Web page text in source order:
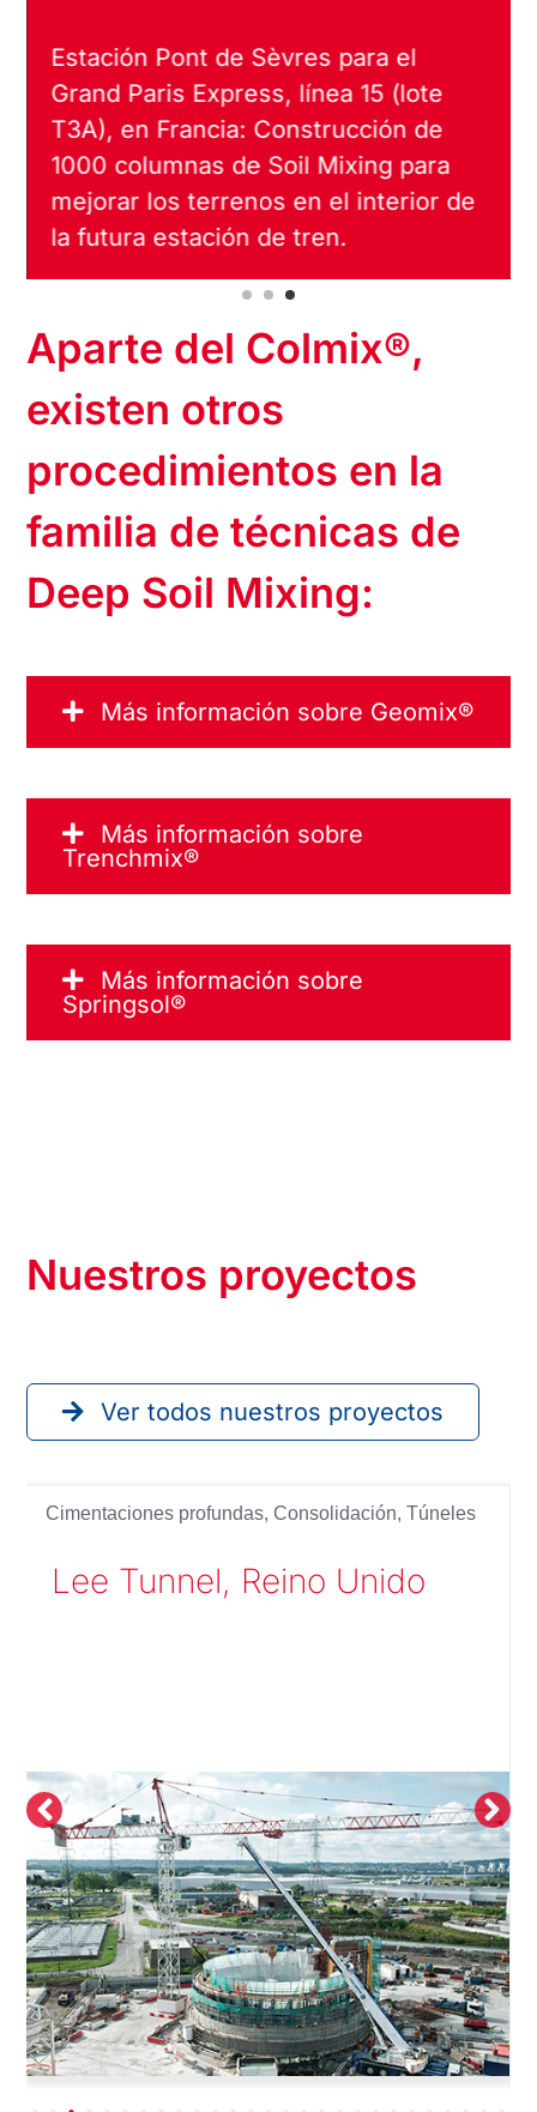
Realización de obras de
mejoramiento del suelo en el mar
Caspio para el complejo portuario de
Turkmenbashi.
Aparte del Colmix®,
existen otros
procedimientos en la
familia de técnicas de
Deep Soil Mixing:
Más información sobre Geomix®
Más información sobre
Trenchmix®
Más información sobre
Springsol®
Nuestros proyectos
Ver todos nuestros proyectos
Lee Tunnel, Reino Unido